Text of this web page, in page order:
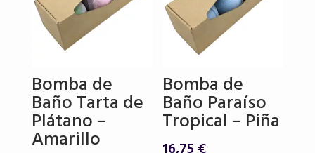
Bomba de
Baño Tarta de
Plátano –
Amarillo
Bomba de
Baño Paraíso
Tropical – Piña